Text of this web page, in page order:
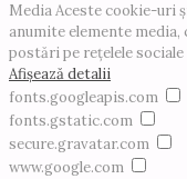
MediaAceste cookie-uri
anumite elemente
postări pe rețelele sociale
Afișează detalii
fonts.googleapis.com
fonts.gstatic.com
secure.gravatar.com
www.google.com